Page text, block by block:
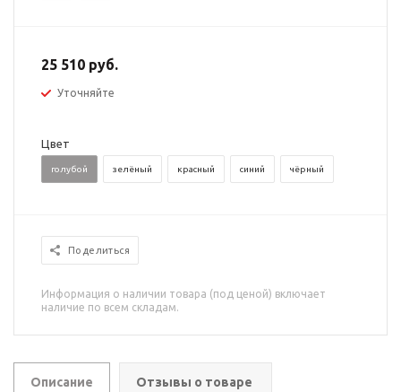
25 510 руб.
Уточняйте
Цвет
голубой зелёный красный синий чёрный
Поделиться
Информация о наличии товара (под ценой) включает
наличие по всем складам.
Описание Отзывы о товаре